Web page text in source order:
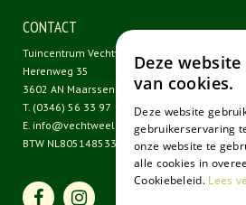
CONTACT
Tuincentrum Vechtweelde
Herenweg 35
3602 AN Maarssen
T. (0346) 56 33 97
E. info@vechtweelde.nl
BTW NL805148533B01
Deze
van cookies.
Deze website
gebruikerservaring
onze website te
alle cookies in
Cookiebeleid. Lees